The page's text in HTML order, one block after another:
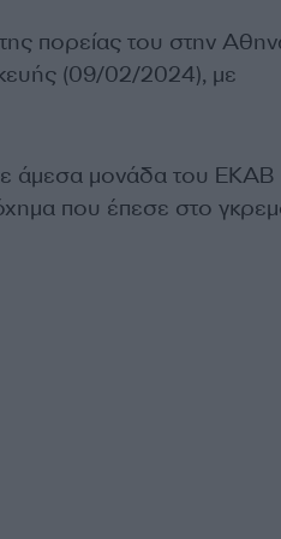
πορείας του στην
(09/02/2024), με
άμεσα μονάδα του ΕΚΑΒ
που έπεσε στο